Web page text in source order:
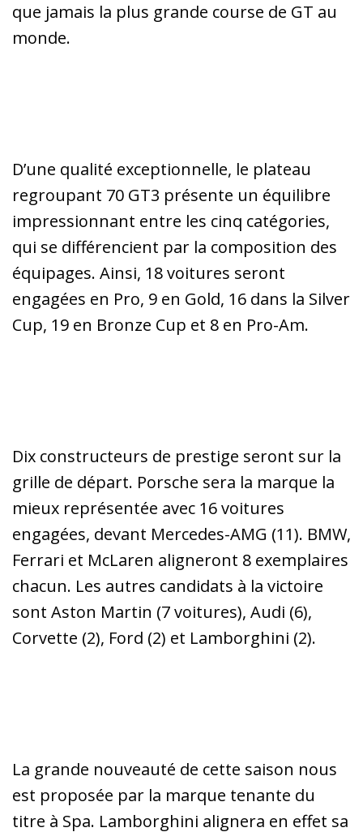
que jamais la plus grande course de GT au
monde.
D’une qualité exceptionnelle, le plateau
regroupant 70 GT3 présente un équilibre
impressionnant entre les cinq catégories,
qui se différencient par la composition des
équipages. Ainsi, 18 voitures seront
engagées en Pro, 9 en Gold, 16 dans la Silver
Cup, 19 en Bronze Cup et 8 en Pro-Am.
Dix constructeurs de prestige seront sur la
grille de départ. Porsche sera la marque la
mieux représentée avec 16 voitures
engagées, devant Mercedes-AMG (11). BMW,
Ferrari et McLaren aligneront 8 exemplaires
chacun. Les autres candidats à la victoire
sont Aston Martin (7 voitures), Audi (6),
Corvette (2), Ford (2) et Lamborghini (2).
La grande nouveauté de cette saison nous
est proposée par la marque tenante du
titre à Spa. Lamborghini alignera en effet sa